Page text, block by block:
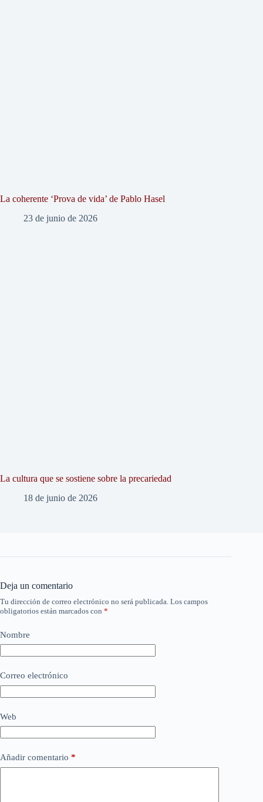
La coherente ‘Prova de vida’ de Pablo Hasel
23 de junio de 2026
La cultura que se sostiene sobre la precariedad
18 de junio de 2026
Deja un comentario
Tu dirección de correo electrónico no será publicada. Los campos
obligatorios están marcados con *
Nombre
Correo electrónico
Web
Añadir comentario *